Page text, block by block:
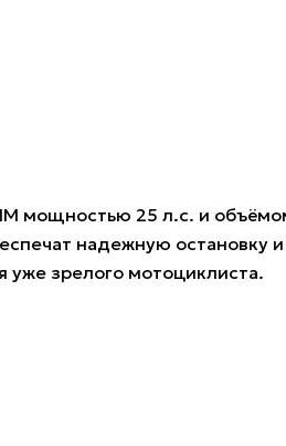
мощностью 25 л.с. и
надежную остановку
уже зрелого мотоциклиста.